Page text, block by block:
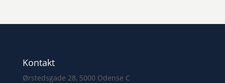
Kontakt
Ørstedsgade 28, 5000 Odense C